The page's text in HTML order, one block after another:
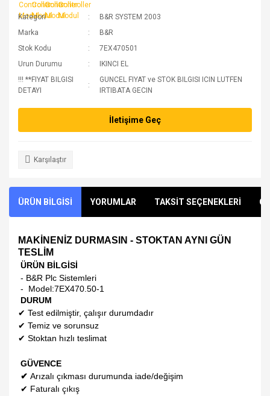
Kategori
B&R SYSTEM 2003
Marka
B&R
Stok Kodu
7EX470501
Urun Durumu
IKINCI EL
!!! **FIYAT BILGISI
DETAYI
GUNCEL FIYAT ve STOK BILGISI ICIN LUTFEN
IRTIBATA GECIN
İletişime Geç
Karşılaştır
ÜRÜN BİLGİSİ YORUMLAR TAKSİT SEÇENEKLERİ
MAKİNENİZ DURMASIN - STOKTAN AYNI GÜN
TESLİM
ÜRÜN BİLGİSİ
- B&R Plc Sistemleri
- Model:7EX470.50-1
DURUM
✔ Test edilmiştir, çalışır durumdadır
✔ Temiz ve sorunsuz
✔ Stoktan hızlı teslimat
GÜVENCE
✔ Arızalı çıkması durumunda iade/değişim
✔ Faturalı çıkış